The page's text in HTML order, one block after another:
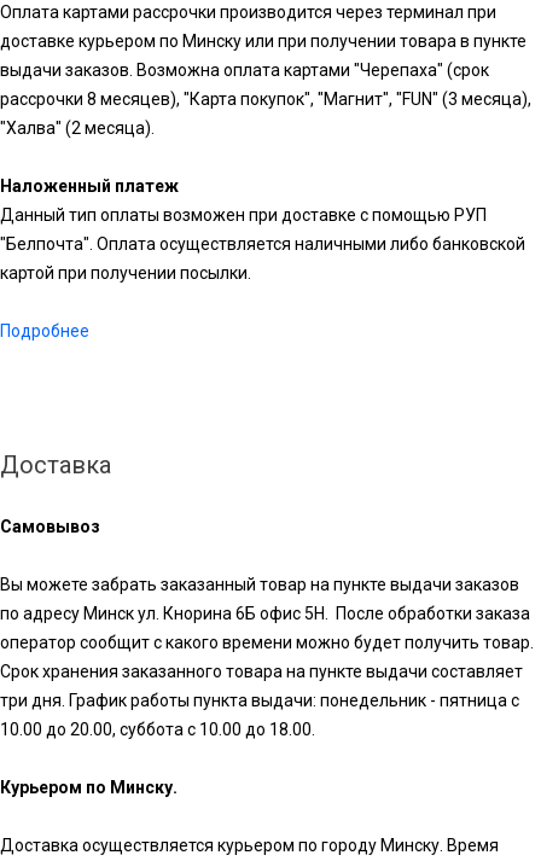
Оплата картами рассрочки производится через терминал при
доставке курьером по Минску или при получении товара в пункте
выдачи заказов. Возможна оплата картами "Черепаха" (срок
рассрочки 8 месяцев), "Карта покупок", "Магнит", "FUN" (3 месяца),
"Халва" (2 месяца).
Наложенный платеж
Данный тип оплаты возможен при доставке с помощью РУП
"Белпочта". Оплата осуществляется наличными либо банковской
картой при получении посылки.
Подробнее
Доставка
Самовывоз
Вы можете забрать заказанный товар на пункте выдачи заказов
по адресу Минск ул. Кнорина 6Б офис 5Н. После обработки заказа
оператор сообщит с какого времени можно будет получить товар.
Срок хранения заказанного товара на пункте выдачи составляет
три дня. График работы пункта выдачи: понедельник - пятница с
10.00 до 20.00, суббота с 10.00 до 18.00.
Курьером по Минску.
Доставка осуществляется курьером по городу Минску. Время